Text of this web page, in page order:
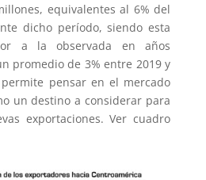
equivalentes al 6% del
dicho período, siendo esta
a la observada en años
promedio de 3% entre 2019 y
pensar en el mercado
un destino a considerar para
exportaciones. Ver cuadro